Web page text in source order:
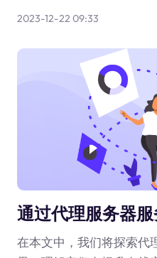
2023-12-22 09:33
通过代理服务器
在本文中，我们将探索代